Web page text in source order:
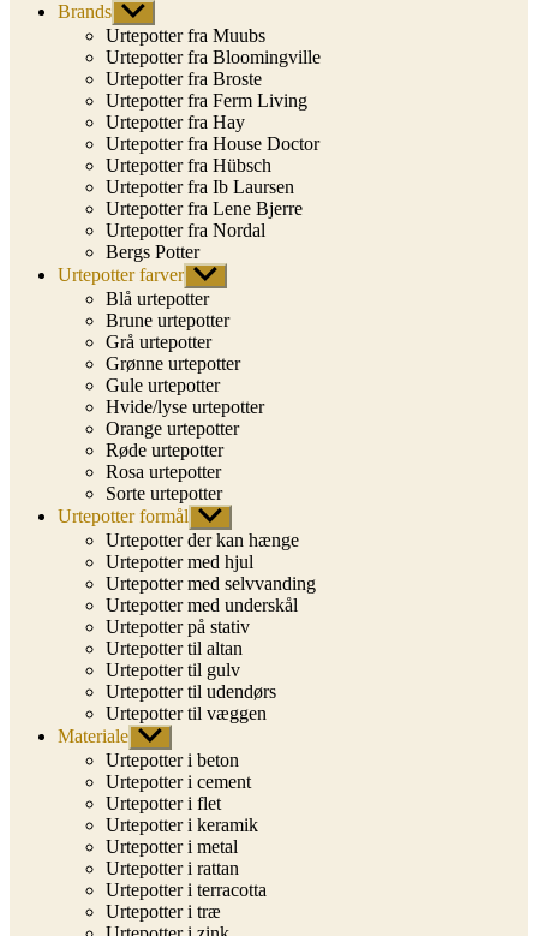
Brands Vis
undermenu
Urtepotter fra Muubs
Urtepotter fra Bloomingville
Urtepotter fra Broste
Urtepotter fra Ferm Living
Urtepotter fra Hay
Urtepotter fra House Doctor
Urtepotter fra Hübsch
Urtepotter fra Ib Laursen
Urtepotter fra Lene Bjerre
Urtepotter fra Nordal
Bergs Potter
Urtepotter farver Vis
undermenu
Blå urtepotter
Brune urtepotter
Grå urtepotter
Grønne urtepotter
Gule urtepotter
Hvide/lyse urtepotter
Orange urtepotter
Røde urtepotter
Rosa urtepotter
Sorte urtepotter
Urtepotter formål Vis
undermenu
Urtepotter der kan hænge
Urtepotter med hjul
Urtepotter med selvvanding
Urtepotter med underskål
Urtepotter på stativ
Urtepotter til altan
Urtepotter til gulv
Urtepotter til udendørs
Urtepotter til væggen
Materiale Vis
undermenu
Urtepotter i beton
Urtepotter i cement
Urtepotter i flet
Urtepotter i keramik
Urtepotter i metal
Urtepotter i rattan
Urtepotter i terracotta
Urtepotter i træ